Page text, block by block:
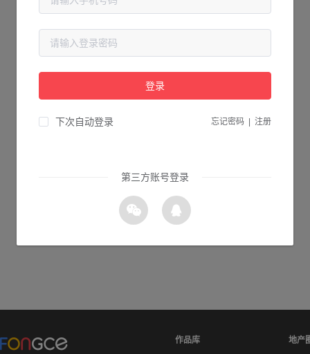
请检查您输入的网址是否正确，或点击下面的按钮返回首页。
作品库 地产
登录
下次自动登录 忘记密码 注册
第三方账号登录